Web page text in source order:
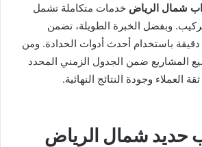
شمال الرياض خدمات متكاملة تشمل
وبفضل الخبرة الطويلة، تضمن
دقيقة باستخدام أحدث أدوات الحدادة. ومن
المشاريع ضمن الجدول الزمني المحدد
العملاء وجودة النتائج النهائية.
حديد شمال الرياض